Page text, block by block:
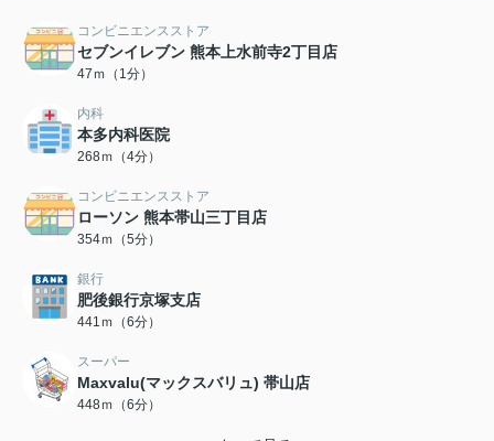
コンビニエンスストア
セブンイレブン 熊本上水前寺2丁目店
47ｍ（1分）
内科
本多内科医院
268ｍ（4分）
コンビニエンスストア
ローソン 熊本帯山三丁目店
354ｍ（5分）
銀行
肥後銀行京塚支店
441ｍ（6分）
スーパー
Maxvalu(マックスバリュ) 帯山店
448ｍ（6分）